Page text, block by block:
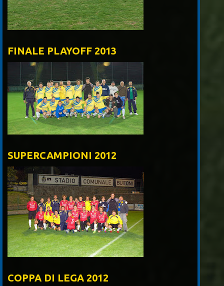
FINALE PLAYOFF 2013
SUPERCAMPIONI 2012
COPPA DI LEGA 2012